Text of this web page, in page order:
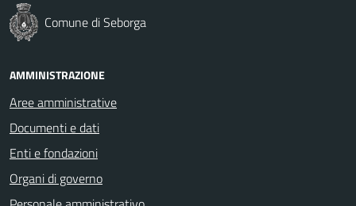
Comune di Seborga
AMMINISTRAZIONE
Aree amministrative
Documenti e dati
Enti e fondazioni
Organi di governo